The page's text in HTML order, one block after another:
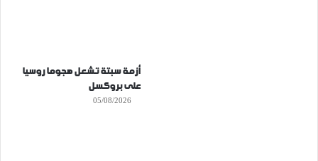
أزمة سبتة تشعل هجوما روسيا
على بروكسل
05/08/2026